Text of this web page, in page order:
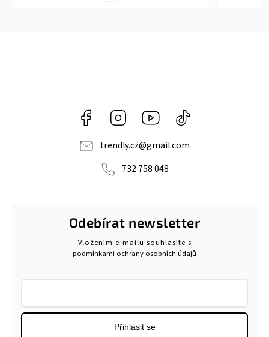
Facebook Instagram https://www.youtube.com/
navlnetrendu5284
trendly.cz@gmail.com
732 758 048
Odebírat newsletter
Vložením e-mailu souhlasíte s
podmínkami ochrany osobních údajů
Přihlásit se